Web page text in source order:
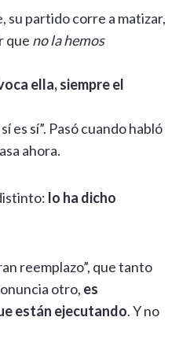
su partido corre a matizar,
que no la hemos
ella, siempre el
es sí”. Pasó cuando habló
ahora.
lo ha dicho
reemplazo”, que tanto
otro, es
están ejecutando. Y no